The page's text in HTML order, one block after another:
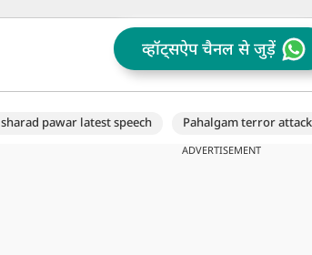
हुए बड़ी
व्हॉट्सऐप चैनल से जुड़ें
sharad pawar latest speech Pahalgam terror
ADVERTISEMENT